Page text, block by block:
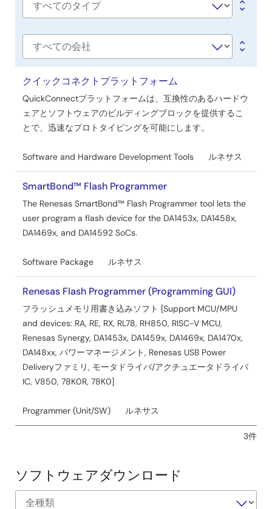
ア
／
ツ
ー
ル
Software
社
名
クイックコネクトプラットフォーム
QuickConnectプラットフォームは、互換性のあるハードウ
ェアとソフトウェアのビルディングブロックを提供するこ
とで、迅速なプロトタイピングを可能にします。
Software and Hardware Development Tools ルネサス
SmartBond™ Flash Programmer
The Renesas SmartBond™ Flash Programmer tool lets the
user program a flash device for the DA1453x, DA1458x,
DA1469x, and DA14592 SoCs.
Software Package ルネサス
Renesas Flash Programmer (Programming GUI)
フラッシュメモリ用書き込みソフト [Support MCU/MPU
and devices: RA, RE, RX, RL78, RH850, RISC-V MCU,
Renesas Synergy, DA1453x, DA1459x, DA1469x, DA1470x,
DA148xx, パワーマネージメント, Renesas USB Power
Deliveryファミリ, モータドライバ/アクチュエータドライバ
IC, V850, 78K0R, 78K0]
Programmer (Unit/SW) ルネサス
3件
ソフトウェアダウンロード